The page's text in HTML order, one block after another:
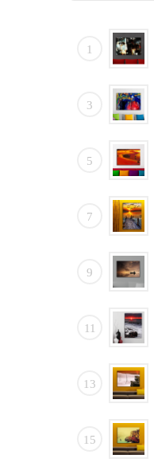
1
3
5
7
9
11
13
15